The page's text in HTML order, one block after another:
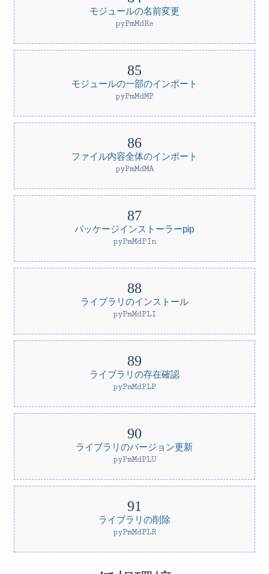
モジュールの名前変更
pyPmMdRe
モジュールの一部のインポート
pyPmMdMP
ファイル内容全体のインポート
pyPmMdMA
パッケージインストーラーpip
pyPmMdPIn
ライブラリのインストール
pyPmMdPLI
ライブラリの存在確認
pyPmMdPLP
ライブラリのバージョン更新
pyPmMdPLU
ライブラリの削除
pyPmMdPLR